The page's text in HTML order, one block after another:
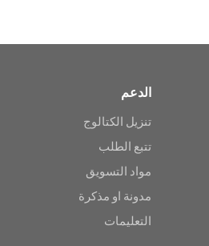
الدعم
تنزيل الكتالوج
تتبع الطلب
مواد التسويق
مدونة او مذكرة
التعليمات